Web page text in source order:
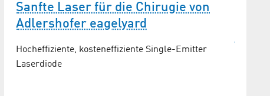
Sanfte Laser für die Chirugie von
Adlershofer eagelyard
Hocheffiziente, kosteneffiziente Single-Emitter
Laserdiode